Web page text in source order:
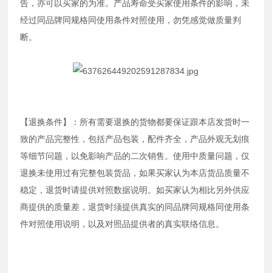
告，亦可以买家的为准。产品寿命受买家使用条件的影响，未
经过同品牌同规格同使用条件对照使用，勿凭感觉做质量判
断。
【退换条件】：所有需要退换的货物都要保证跟本店发货时一
致的产品完整性，包括产品包装，配件齐全，产品外观无划痕
等细节问题，以免影响产品的二次销售。使用中质量问题，仅
退换未使用过有完整包装货品，如果买家认为本店货品质量不
稳定，退货时请提供对照数据说明。如买家认为相比另外供应
商提供的质量差，退货时须提供真实的同品牌同规格同使用条
件对照使用说明，以及对照品提供者的真实联络信息。